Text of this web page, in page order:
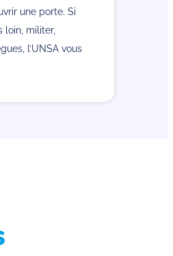
une porte. Si
loin, militer,
l’UNSA vous